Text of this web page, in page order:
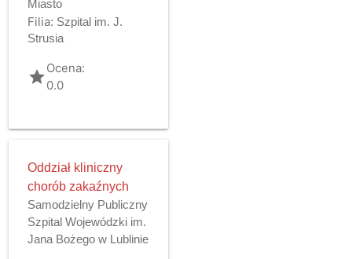
Miasto
Filia: Szpital im. J.
Strusia
gradeOcena:
0.0
Oddział kliniczny
chorób zakaźnych
Samodzielny Publiczny
Szpital Wojewódzki im.
Jana Bożego w Lublinie